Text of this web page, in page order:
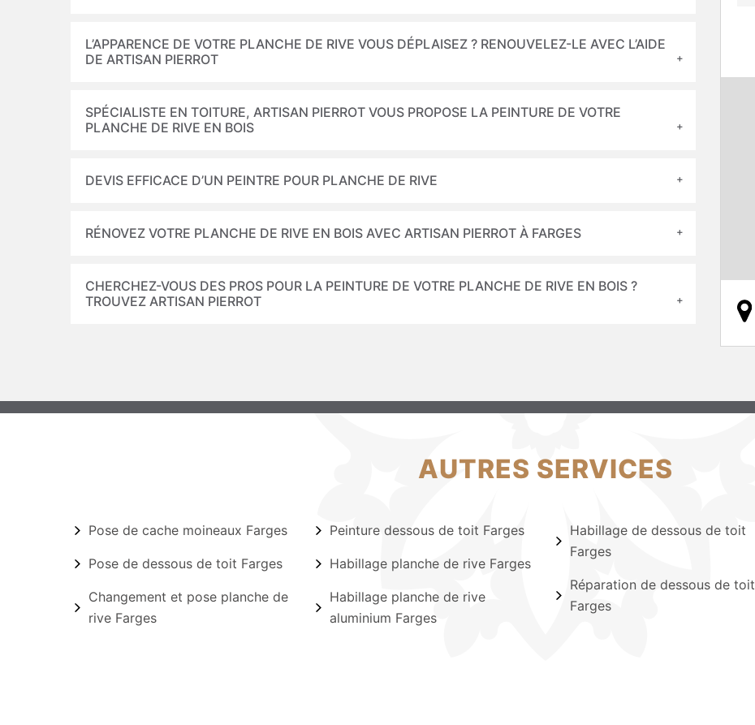
L’APPARENCE DE VOTRE PLANCHE DE RIVE VOUS DÉPLAISEZ ? RENOUVELEZ-LE AVEC L’AIDE
DE ARTISAN PIERROT
SPÉCIALISTE EN TOITURE, ARTISAN PIERROT VOUS PROPOSE LA PEINTURE DE VOTRE
PLANCHE DE RIVE EN BOIS
DEVIS EFFICACE D’UN PEINTRE POUR PLANCHE DE RIVE
RÉNOVEZ VOTRE PLANCHE DE RIVE EN BOIS AVEC ARTISAN PIERROT À FARGES
CHERCHEZ-VOUS DES PROS POUR LA PEINTURE DE VOTRE PLANCHE DE RIVE EN BOIS ?
TROUVEZ ARTISAN PIERROT
AUTRES SERVICES
Pose de cache moineaux Farges
Pose de dessous de toit Farges
Changement et pose planche de
rive Farges
Peinture dessous de toit Farges
Habillage planche de rive Farges
Habillage planche de rive
aluminium Farges
Habillage de dessous de toit
Farges
Réparation de dessous de toit
Farges